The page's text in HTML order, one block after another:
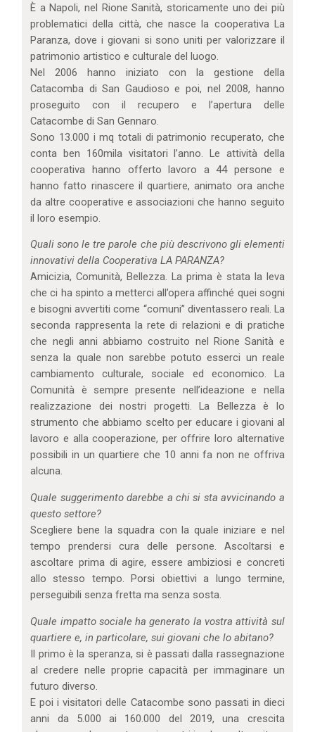
È a Napoli, nel Rione Sanità, storicamente uno dei più
problematici della città, che nasce la cooperativa La
Paranza, dove i giovani si sono uniti per valorizzare il
patrimonio artistico e culturale del luogo.
Nel 2006 hanno iniziato con la gestione della
Catacomba di San Gaudioso e poi, nel 2008, hanno
proseguito con il recupero e l’apertura delle
Catacombe di San Gennaro.
Sono 13.000 i mq totali di patrimonio recuperato, che
conta ben 160mila visitatori l’anno. Le attività della
cooperativa hanno offerto lavoro a 44 persone e
hanno fatto rinascere il quartiere, animato ora anche
da altre cooperative e associazioni che hanno seguito
il loro esempio.
Quali sono le tre parole che più descrivono gli elementi
innovativi della Cooperativa LA PARANZA?
Amicizia, Comunità, Bellezza. La prima è stata la leva
che ci ha spinto a metterci all’opera affinché quei sogni
e bisogni avvertiti come “comuni” diventassero reali. La
seconda rappresenta la rete di relazioni e di pratiche
che negli anni abbiamo costruito nel Rione Sanità e
senza la quale non sarebbe potuto esserci un reale
cambiamento culturale, sociale ed economico. La
Comunità è sempre presente nell’ideazione e nella
realizzazione dei nostri progetti. La Bellezza è lo
strumento che abbiamo scelto per educare i giovani al
lavoro e alla cooperazione, per offrire loro alternative
possibili in un quartiere che 10 anni fa non ne offriva
alcuna.
Quale suggerimento darebbe a chi si sta avvicinando a
questo settore?
Scegliere bene la squadra con la quale iniziare e nel
tempo prendersi cura delle persone. Ascoltarsi e
ascoltare prima di agire, essere ambiziosi e concreti
allo stesso tempo. Porsi obiettivi a lungo termine,
perseguibili senza fretta ma senza sosta.
Quale impatto sociale ha generato la vostra attività sul
quartiere e, in particolare, sui giovani che lo abitano?
Il primo è la speranza, si è passati dalla rassegnazione
al credere nelle proprie capacità per immaginare un
futuro diverso.
E poi i visitatori delle Catacombe sono passati in dieci
anni da 5.000 ai 160.000 del 2019, una crescita